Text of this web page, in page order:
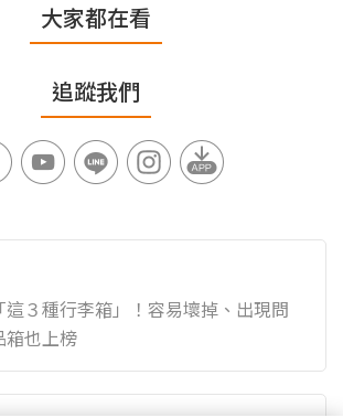
大家都在看
追蹤我們
３種行李箱」！容易壞掉、出現問
箱也上榜